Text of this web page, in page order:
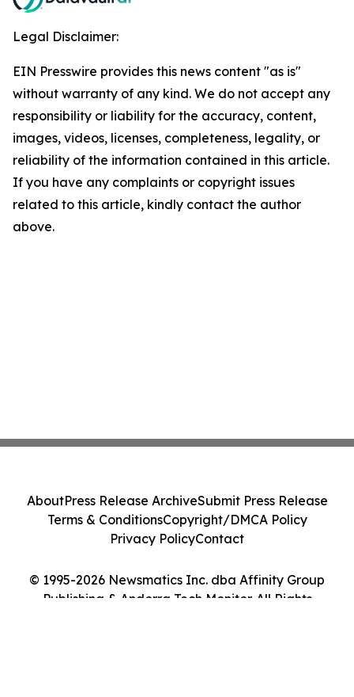
Legal Disclaimer:
EIN Presswire provides this news content "as is"
without warranty of any kind. We do not accept any
responsibility or liability for the accuracy, content,
images, videos, licenses, completeness, legality, or
reliability of the information contained in this article.
If you have any complaints or copyright issues
related to this article, kindly contact the author
above.
© 1995-2026 Newsmatics Inc. dba Affinity Group
Publishing & Andorra Tech Monitor. All Rights
AboutPress Release ArchiveSubmit Press Release
Terms & ConditionsCopyright/DMCA Policy
Privacy PolicyContact